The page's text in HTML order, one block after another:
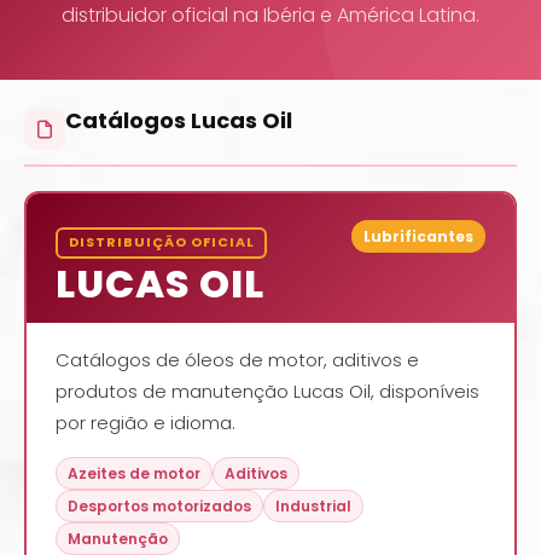
distribuidor oficial na Ibéria e América Latina.
Catálogos Lucas Oil
DISTRIBUIÇÃO OFICIAL
LUCAS OIL
Lubrificantes
Catálogos de óleos de motor, aditivos e
produtos de manutenção Lucas Oil, disponíveis
por região e idioma.
Azeites de motor
Aditivos
Desportos motorizados
Industrial
Manutenção